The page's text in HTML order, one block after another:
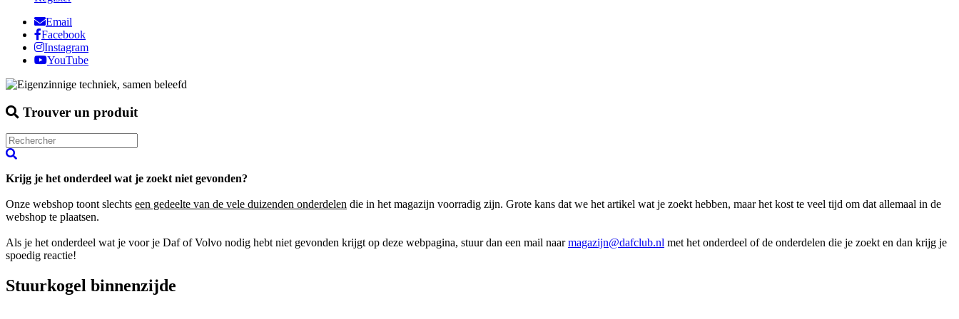
Email
Facebook
Instagram
YouTube
Trouver un produit
Krijg je het onderdeel wat je zoekt niet gevonden?
Onze webshop toont slechts een gedeelte van de vele duizenden onderdelen die in het magazijn voorradig zijn. Grote kans dat we het artikel wat je zoekt hebben, maar het kost te veel tijd om dat allemaal in de
webshop te plaatsen.
Als je het onderdeel wat je voor je Daf of Volvo nodig hebt niet gevonden krijgt op deze webpagina, stuur dan een mail naarmagazijn@dafclub.nl met het onderdeel of de onderdelen die je zoekt en dan krijg je
spoedig reactie!
Stuurkogel binnenzijde